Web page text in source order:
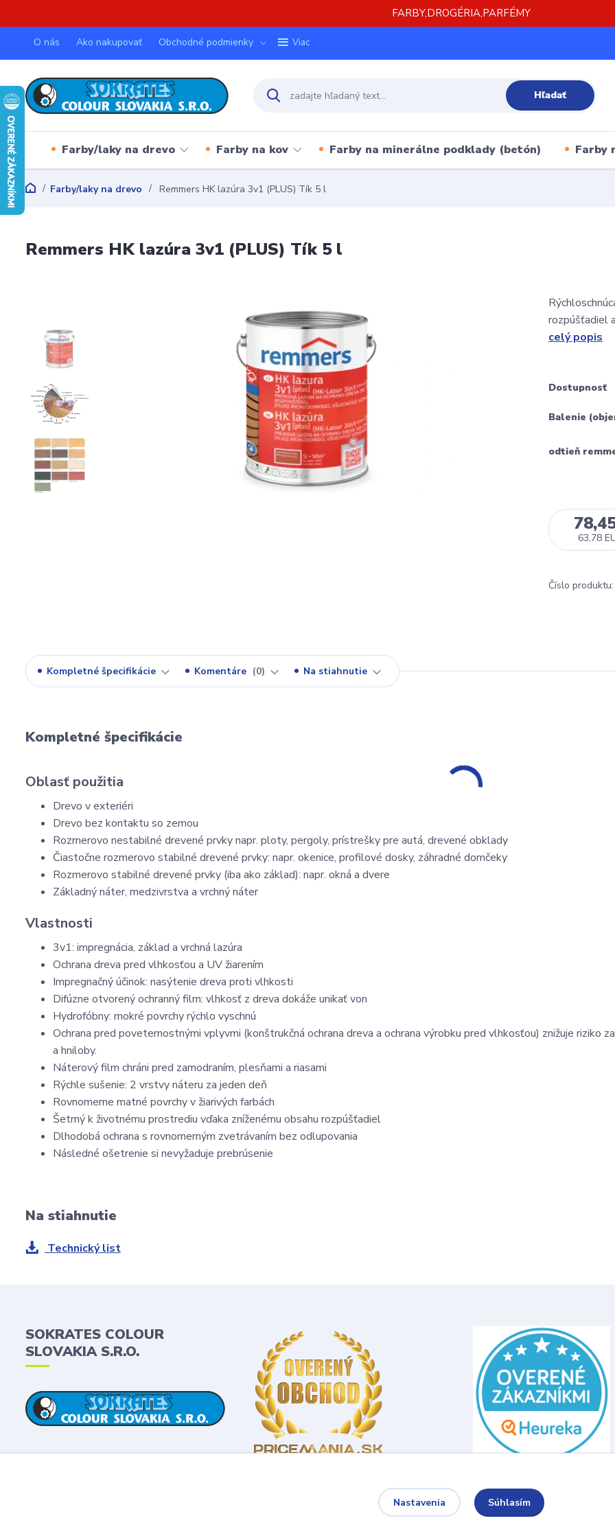
FARBY,DROGÉRIA,PARFÉMY
O nás Ako nakupovať Obchodné podmienky Viac
Hľadať
Farby/laky na drevo Farby na kov Farby na minerálne podklady (betón) Farby
Farby/laky na drevo Remmers HK lazúra 3v1 (PLUS) Tík 5 l
Remmers HK lazúra 3v1 (PLUS) Tík 5 l
rozpúšťadiel
celý popis
Dostupnosť
Balenie
odtieň
63,78
Číslo produktu:
Kompletné špecifikácie Komentáre 0 Na stiahnutie
Kompletné špecifikácie
Oblasť použitia
Drevo v exteriéri
Drevo bez kontaktu so zemou
Rozmerovo nestabilné drevené prvky napr. ploty, pergoly, prístrešky pre autá, drevené obklady
Čiastočne rozmerovo stabilné drevené prvky: napr. okenice, profilové dosky, záhradné domčeky
Rozmerovo stabilné drevené prvky (iba ako základ): napr. okná a dvere
Základný náter, medzivrstva a vrchný náter
Vlastnosti
3v1: impregnácia, základ a vrchná lazúra
Ochrana dreva pred vlhkosťou a UV žiarením
Impregnačný účinok: nasýtenie dreva proti vlhkosti
Difúzne otvorený ochranný film: vlhkosť z dreva dokáže unikať von
Hydrofóbny: mokré povrchy rýchlo vyschnú
Ochrana pred poveternostnými vplyvmi (konštrukčná ochrana dreva a ochrana výrobku pred vlhkosťou) znižuje riziko
a hniloby.
Náterový film chráni pred zamodraním, plesňami a riasami
Rýchle sušenie: 2 vrstvy náteru za jeden deň
Rovnomerne matné povrchy v žiarivých farbách
Šetrný k životnému prostrediu vďaka zníženému obsahu rozpúšťadiel
Dlhodobá ochrana s rovnomerným zvetrávaním bez odlupovania
Následné ošetrenie si nevyžaduje prebrúsenie
Na stiahnutie
Technický list
SOKRATES COLOUR
SLOVAKIA S.R.O.
Nastavenia Súhlasím